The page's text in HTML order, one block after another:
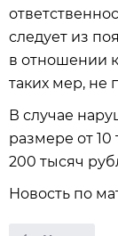
следует из
в отношении
таких мер, не
В случае
размере от
200 тысяч
Новость по